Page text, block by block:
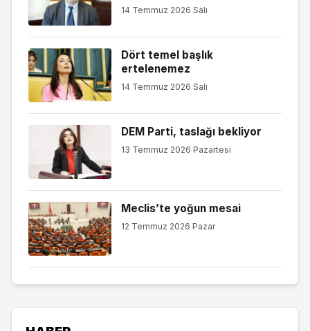
14 Temmuz 2026 Salı
Dört temel başlık
ertelenemez
14 Temmuz 2026 Salı
DEM Parti, taslağı bekliyor
13 Temmuz 2026 Pazartesi
Meclis’te yoğun mesai
12 Temmuz 2026 Pazar